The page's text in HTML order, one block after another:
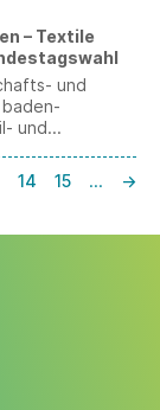
– Textile
und
und
14 15 … →